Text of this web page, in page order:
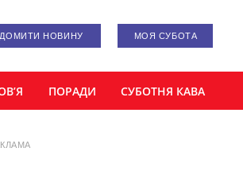
НОВИНУ МОЯ СУБОТА
ПОРАДИ СУБОТНЯ КАВА